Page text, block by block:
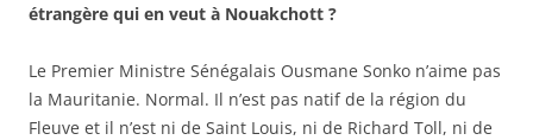
étrangère qui en veut à Nouakchott ?
Le Premier Ministre Sénégalais Ousmane Sonko n’aime pas
la Mauritanie. Normal. Il n’est pas natif de la région du
Fleuve et il n’est ni de Saint Louis, ni de Richard Toll, ni de